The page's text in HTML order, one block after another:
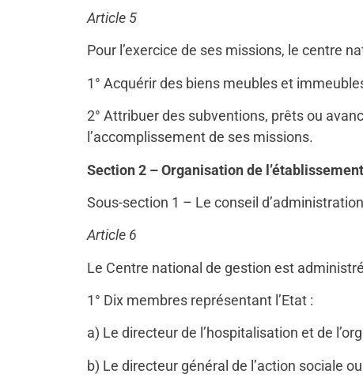
Article 5
Pour l’exercice de ses missions, le centre
1° Acquérir des biens meubles et
2° Attribuer des subventions, prêts ou
l’accomplissement de ses missions.
Section 2 – Organisation de l’établissement
Sous-section 1 – Le conseil d’administration
Article 6
Le Centre national de gestion est
1° Dix membres représentant l’Etat :
a) Le directeur de l’hospitalisation et de
b) Le directeur général de l’action sociale